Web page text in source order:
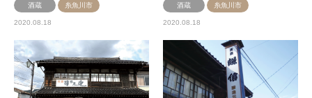
酒蔵 糸魚川市
2020.08.18
酒蔵 糸魚川市
2020.08.18